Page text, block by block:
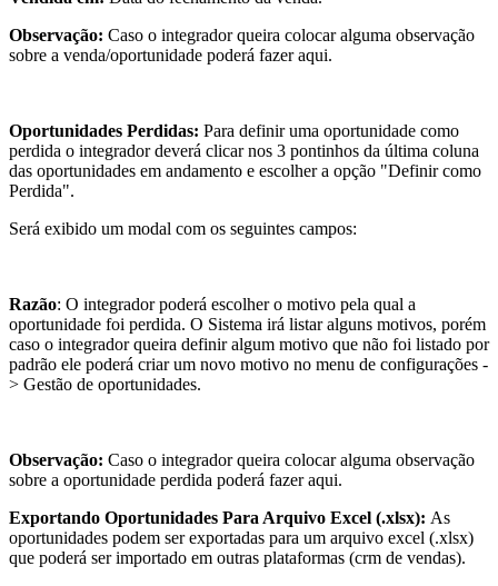
Observação: Caso o integrador queira colocar alguma observação
sobre a venda/oportunidade poderá fazer aqui.
Oportunidades Perdidas: Para definir uma oportunidade como
perdida o integrador deverá clicar nos 3 pontinhos da última coluna
das oportunidades em andamento e escolher a opção "Definir como
Perdida".
Será exibido um modal com os seguintes campos:
Razão: O integrador poderá escolher o motivo pela qual a
oportunidade foi perdida. O Sistema irá listar alguns motivos, porém
caso o integrador queira definir algum motivo que não foi listado por
padrão ele poderá criar um novo motivo no menu de configurações -
> Gestão de oportunidades.
Observação: Caso o integrador queira colocar alguma observação
sobre a oportunidade perdida poderá fazer aqui.
Exportando Oportunidades Para Arquivo Excel (.xlsx): As
oportunidades podem ser exportadas para um arquivo excel (.xlsx)
que poderá ser importado em outras plataformas (crm de vendas).